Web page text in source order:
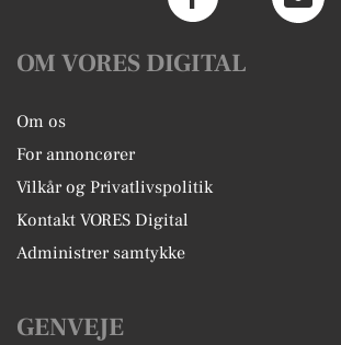
OM VORES DIGITAL
Om os
For annoncører
Vilkår og Privatlivspolitik
Kontakt VORES Digital
Administrer samtykke
GENVEJE